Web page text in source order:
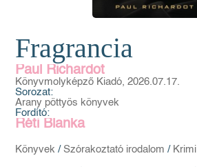
Fragrancia
Paul Richardot
Könyvmolyképző Kiadó, 2026.07.17.
Sorozat:
Arany pöttyös könyvek
Fordító:
Réti Blanka
Könyvek / Szórakoztató irodalom / Krimi